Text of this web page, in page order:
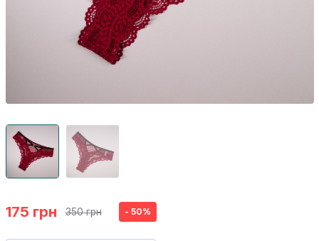
175 грн 350 грн - 50%